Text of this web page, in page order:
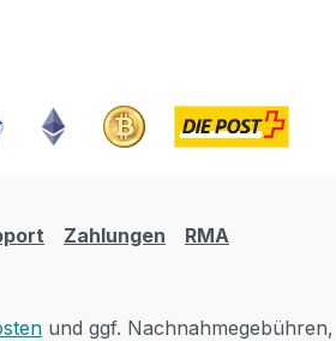
Zahlungen RMA
und ggf.